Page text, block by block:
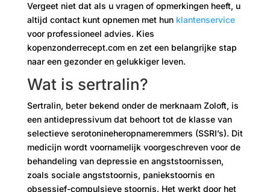
Vergeet niet dat als u vragen of opmerkingen heeft, u
altijd contact kunt opnemen met hun klantenservice
voor professioneel advies. Kies
kopenzonderrecept.com en zet een belangrijke stap
naar een gezonder en gelukkiger leven.
Wat is sertralin?
Sertralin, beter bekend onder de merknaam Zoloft, is
een antidepressivum dat behoort tot de klasse van
selectieve serotonineheropnameremmers (SSRI’s). Dit
medicijn wordt voornamelijk voorgeschreven voor de
behandeling van depressie en angststoornissen,
zoals sociale angststoornis, paniekstoornis en
obsessief-compulsieve stoornis. Het werkt door het